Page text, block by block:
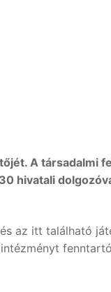
A társadalmi
hivatali
az itt található